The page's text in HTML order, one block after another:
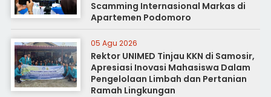
Scamming Internasional Markas di
Apartemen Podomoro
05 Agu 2026
Rektor UNIMED Tinjau KKN di Samosir,
Apresiasi Inovasi Mahasiswa Dalam
Pengelolaan Limbah dan Pertanian
Ramah Lingkungan